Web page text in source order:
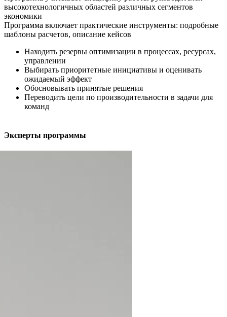
высокотехнологичных областей различных сегментов
экономики
Программа включает практические инструменты: подробные
шаблоны расчетов, описание кейсов
Находить резервы оптимизации в процессах, ресурсах,
управлении
Выбирать приоритетные инициативы и оценивать
ожидаемый эффект
Обосновывать принятые решения
Переводить цели по производительности в задачи для
команд
Эксперты программы